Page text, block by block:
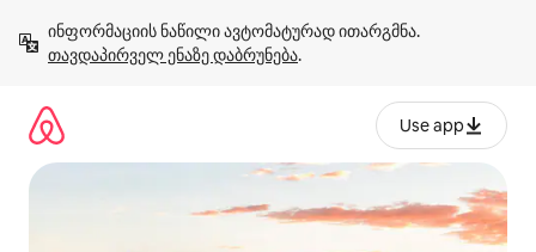
გადასვლა
თავდაპირველ ენაზე დაბრუნება.
Use app